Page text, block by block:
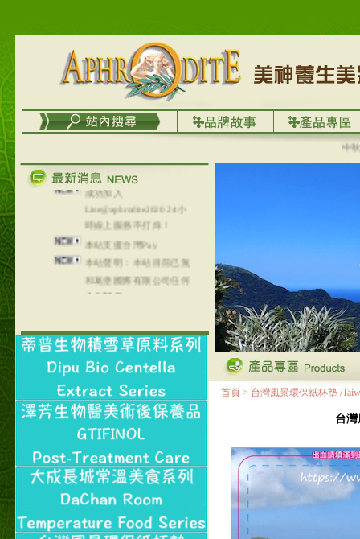
中秋優
列，可以郵寄至部分亞太
在外租屋者、居住處無管
理員、不方便在工作地點
取件者，歡迎多多使用
【郵局i郵箱】的服務喔～
【i郵箱】設立的地點，請
成功加入
Line@aphrodite2020 24小
時線上服務不打烊！
本站支援台灣Pay
本站聲明：本站目前已無
和葛堡國際有限公司任何
合作關係
本站支援支付宝
陆运费不限重量，调降为
NT$320(RMB￥71.00)
首頁 > 台灣風景環保紙杯墊 /
台灣